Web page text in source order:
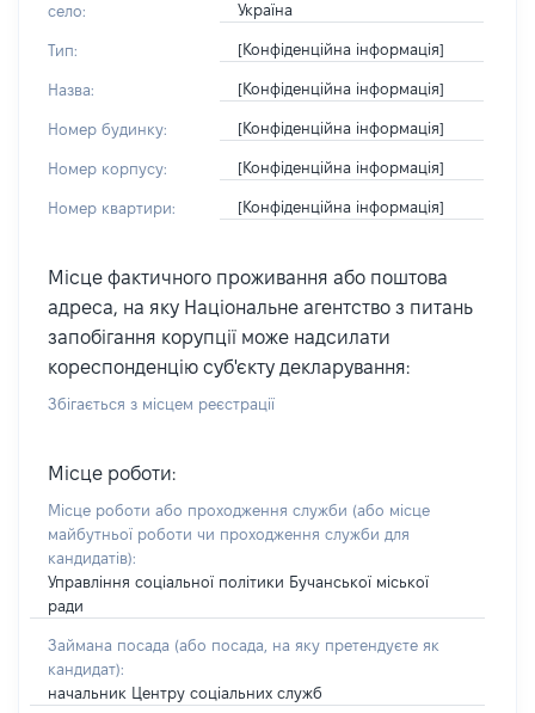
село:
Україна
Тип: [Конфіденційна інформація]
Назва: [Конфіденційна інформація]
Номер будинку: [Конфіденційна інформація]
Номер корпусу: [Конфіденційна інформація]
Номер квартири: [Конфіденційна інформація]
Місце фактичного проживання або поштова
адреса, на яку Національне агентство з питань
запобігання корупції може надсилати
кореспонденцію суб'єкту декларування:
Збігається з місцем реєстрації
Місце роботи:
Місце роботи або проходження служби (або місце
майбутньої роботи чи проходження служби для
кандидатів):
Управління соціальної політики Бучанської міської
ради
Займана посада (або посада, на яку претендуєте як
кандидат):
начальник Центру соціальних служб